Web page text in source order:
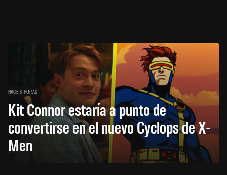
HACE 11 HORAS
Kit Connor estaría a punto de
convertirse en el nuevo Cyclops de X-
Men